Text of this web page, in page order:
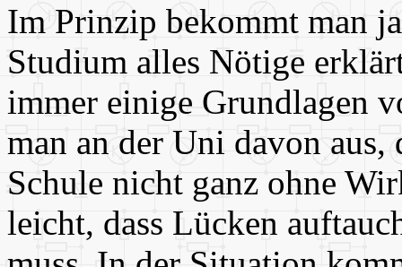
Im Prinzip bekommt man
Studium alles Nötige
immer einige Grundlagen
man an der Uni davon
Schule nicht ganz ohne
leicht, dass Lücken